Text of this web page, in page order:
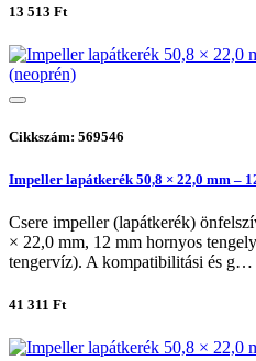
13 513 Ft
Cikkszám: 569546
Impeller lapátkerék 50,8 × 22,0 mm –
Csere impeller (lapátkerék)
× 22,0 mm, 12 mm hornyos
tengervíz). A kompatibilitási és g…
41 311 Ft